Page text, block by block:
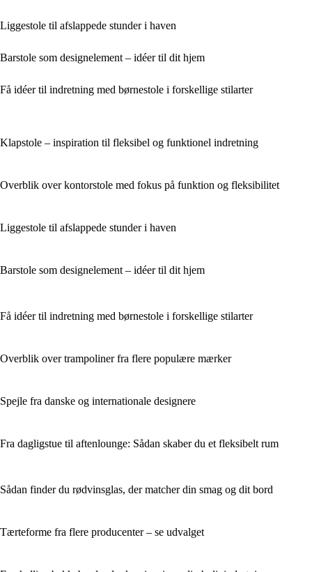
Liggestole til afslappede stunder i haven
Barstole som designelement – idéer til dit hjem
Få idéer til indretning med børnestole i forskellige stilarter
Klapstole – inspiration til fleksibel og funktionel indretning
Overblik over kontorstole med fokus på funktion og fleksibilitet
Liggestole til afslappede stunder i haven
Barstole som designelement – idéer til dit hjem
Få idéer til indretning med børnestole i forskellige stilarter
Overblik over trampoliner fra flere populære mærker
Spejle fra danske og internationale designere
Fra dagligstue til aftenlounge: Sådan skaber du et fleksibelt rum
Sådan finder du rødvinsglas, der matcher din smag og dit bord
Tærteforme fra flere producenter – se udvalget